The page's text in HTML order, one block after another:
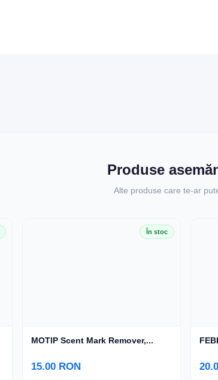
Produse
Alte produse care te-ar
În stoc
MOTIP Scent Mark Remover,...
15.00 RON